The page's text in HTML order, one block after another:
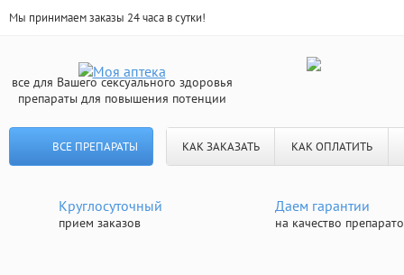
Мы принимаем заказы 24 часа в сутки!
все для Вашего сексуального здоровья
препараты для повышения потенции
ВСЕ ПРЕПАРАТЫ КАК ЗАКАЗАТЬ КАК ОПЛАТИТЬ
Круглосуточный
прием заказов
Даем гарантии
на качество